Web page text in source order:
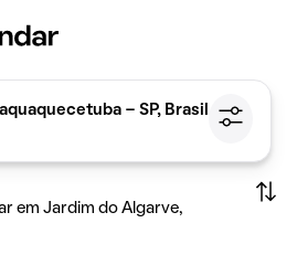
- SP, Brasil
em Jardim do Algarve,